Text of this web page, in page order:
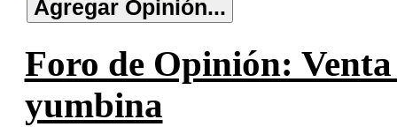
Foro de Opinión:
yumbina